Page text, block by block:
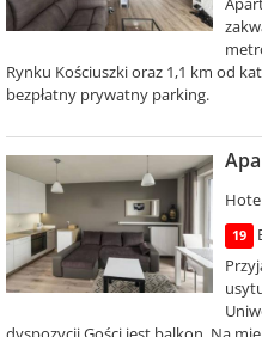
Rynku Kościuszki oraz 1,1 km od
bezpłatny prywatny parking.
19